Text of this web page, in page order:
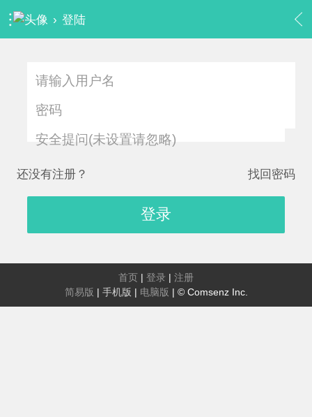
› 登陆
安全提问(未设置请忽略)
还没有注册？ 找回密码
登录
首页 | 登录 | 注册
简易版 | 手机版 | 电脑版 | © Comsenz Inc.